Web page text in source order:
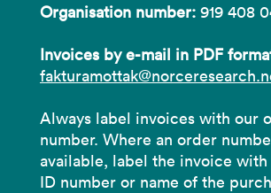
Organisation number: 919 408
Invoices by e-mail in PDF
Always label invoices with our
number. Where an order
available, label the invoice
ID number or name of the